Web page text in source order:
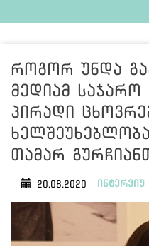
როგორ უნდა
მედიამ საჯარო
პირადი
თამარ
20.08.2020 ინტერვიუ